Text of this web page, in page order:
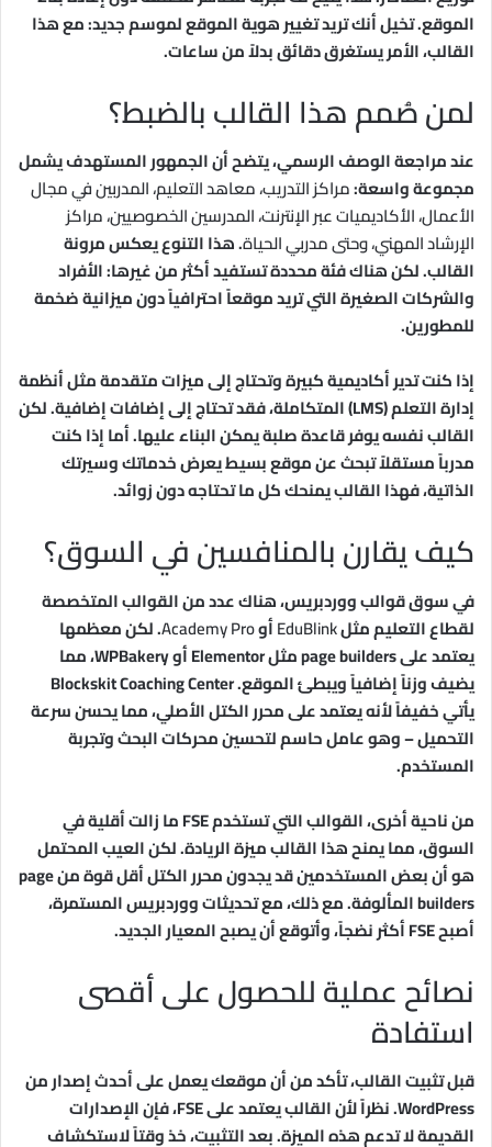
الموقع. تخيل أنك تريد تغيير هوية الموقع لموسم جديد: مع هذا
القالب، الأمر يستغرق دقائق بدلاً من ساعات.
لمن صُمم هذا القالب بالضبط؟
عند مراجعة الوصف الرسمي، يتضح أن الجمهور المستهدف يشمل
مجموعة واسعة:مراكز التدريب، معاهد التعليم، المدربين في مجال
الأعمال، الأكاديميات عبر الإنترنت، المدرسين الخصوصيين، مراكز
الإرشاد المهني، وحتى مدربي الحياة. هذا التنوع يعكس مرونة
القالب. لكن هناك فئة محددة تستفيد أكثر من غيرها: الأفراد
والشركات الصغيرة التي تريد موقعاً احترافياً دون ميزانية ضخمة
للمطورين.
إذا كنت تدير أكاديمية كبيرة وتحتاج إلى ميزات متقدمة مثل أنظمة
إدارة التعلم (LMS) المتكاملة، فقد تحتاج إلى إضافات إضافية. لكن
القالب نفسه يوفر قاعدة صلبة يمكن البناء عليها. أما إذا كنت
مدرباً مستقلاً تبحث عن موقع بسيط يعرض خدماتك وسيرتك
الذاتية، فهذا القالب يمنحك كل ما تحتاجه دون زوائد.
كيف يقارن بالمنافسين في السوق؟
في سوق قوالب ووردبريس، هناك عدد من القوالب المتخصصة
لقطاع التعليم مثلEduBlinkأوAcademy Pro. لكن معظمها
يعتمد على page builders مثل Elementor أو WPBakery، مما
يضيف وزناً إضافياً ويبطئ الموقع. Blockskit Coaching Center
يأتي خفيفاً لأنه يعتمد على محرر الكتل الأصلي، مما يحسن سرعة
التحميل – وهو عامل حاسم لتحسين محركات البحث وتجربة
المستخدم.
من ناحية أخرى، القوالب التي تستخدم FSE ما زالت أقلية في
السوق، مما يمنح هذا القالب ميزة الريادة. لكن العيب المحتمل
هو أن بعض المستخدمين قد يجدون محرر الكتل أقل قوة من page
builders المألوفة. مع ذلك، مع تحديثات ووردبريس المستمرة،
أصبح FSE أكثر نضجاً، وأتوقع أن يصبح المعيار الجديد.
نصائح عملية للحصول على أقصى
استفادة
قبل تثبيت القالب، تأكد من أن موقعك يعمل على أحدث إصدار من
WordPress. نظراً لأن القالب يعتمد على FSE، فإن الإصدارات
القديمة لا تدعم هذه الميزة. بعد التثبيت، خذ وقتاً لاستكشاف